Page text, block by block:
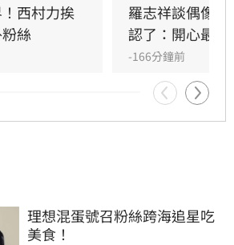
言般傲慢，對於她選擇極端方式
憾與不捨。此事件再度引發外界
文化的關注。該名粉絲呼籲，
活唯一寄託，應珍惜自身生命。
細案情，仍待警方進一步調查
全球粉絲深感震驚與悲痛。
西村力挨
絲
羅志祥談偶像
認了：開心最重
-166分鐘前
理想混蛋號召粉絲跨海追星吃
美食！